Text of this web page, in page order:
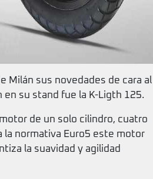
Milán sus novedades de cara al
su stand fue la K-Ligth 125.
de un solo cilindro, cuatro
la normativa Euro5 este motor
la suavidad y agilidad